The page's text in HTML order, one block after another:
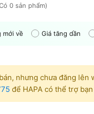
0 sản phẩm)
mới về Giá tăng dần
nhưng chưa đăng lên
để HAPA có thể trợ